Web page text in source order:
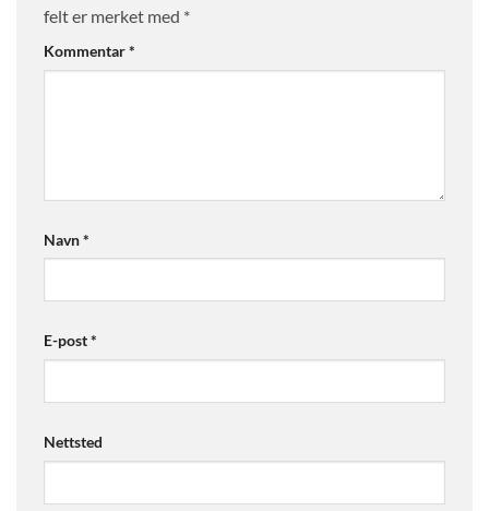
felt er merket med *
Kommentar*
Navn*
E-post*
Nettsted